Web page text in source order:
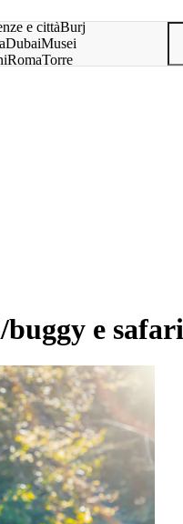
e cittàBurj
DubaiMusei
RomaTorre
e